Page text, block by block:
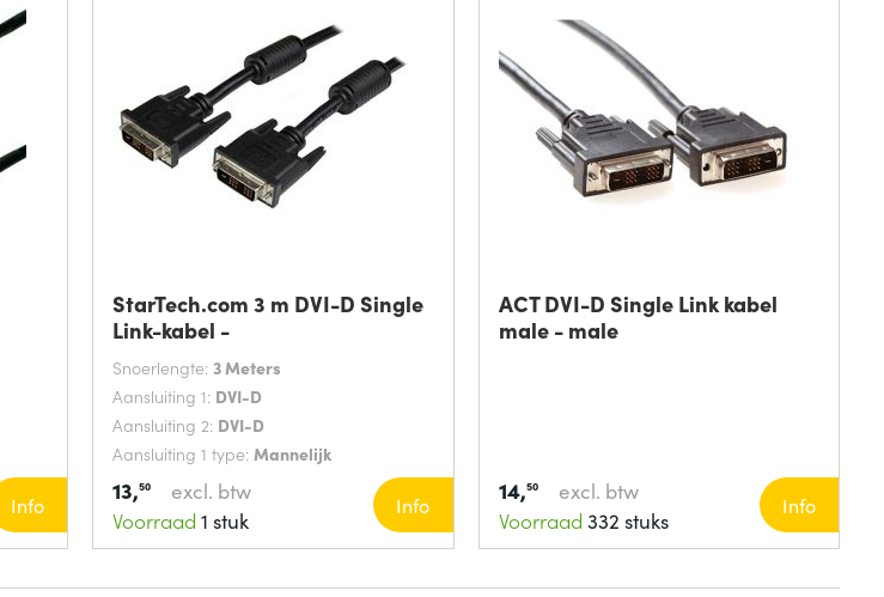
Info
StarTech.com 3 m DVI-D Single
Link-kabel -
Snoerlengte: 3 Meters
Aansluiting 1: DVI-D
Aansluiting 2: DVI-D
Aansluiting 1 type: Mannelijk
13,50
excl. btw
Voorraad 1 stuk
Info
ACT DVI-D Single Link kabel
male - male
14,50
excl. btw
Voorraad 332 stuks
Info